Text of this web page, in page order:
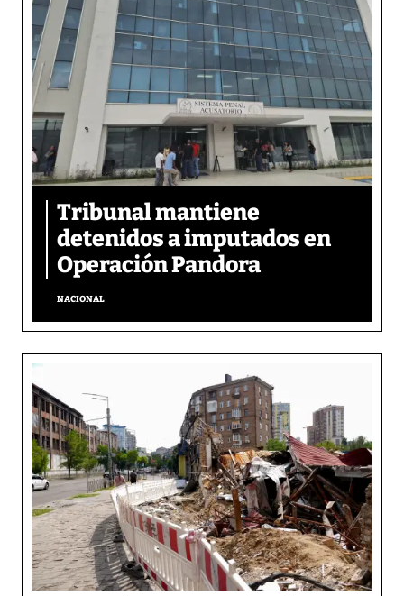
Tribunal mantiene
detenidos a imputados en
Operación Pandora
NACIONAL